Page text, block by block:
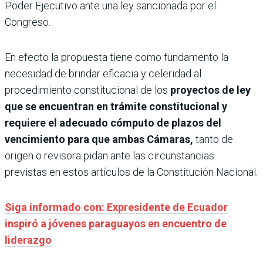
Poder Ejecutivo ante una ley sancionada por el
Congreso.
En efecto la propuesta tiene como fundamento la
necesidad de brindar eficacia y celeridad al
procedimiento constitucional de los proyectos de ley
que se encuentran en trámite constitucional y
requiere el adecuado cómputo de plazos del
vencimiento para que ambas Cámaras, tanto de
origen o revisora pidan ante las circunstancias
previstas en estos artículos de la Constitución Nacional.
Siga informado con: Expresidente de Ecuador
inspiró a jóvenes paraguayos en encuentro de
liderazgo